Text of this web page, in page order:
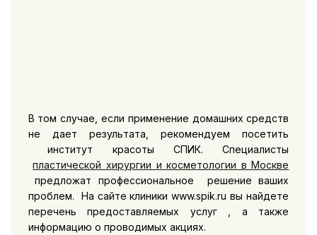
В том случае, если применение домашних средств
не дает результата, рекомендуем посетить
институт красоты СПИК. Специалисты
пластической хирургии и косметологии в Москве
предложат профессиональное решение ваших
проблем. На сайте клиники www.spik.ru вы найдете
перечень предоставляемых услуг , а также
информацию о проводимых акциях.